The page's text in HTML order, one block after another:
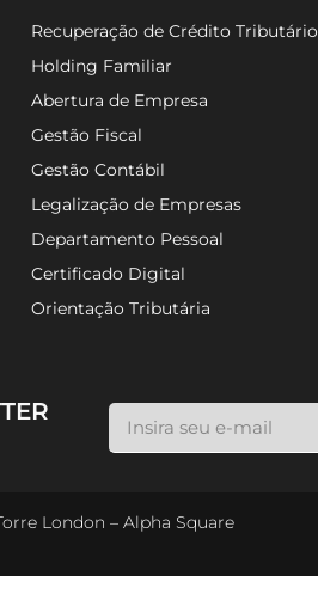
Recuperação de Crédito Tributário
Holding Familiar
Abertura de Empresa
Gestão Fiscal
Gestão Contábil
Legalização de Empresas
Departamento Pessoal
Certificado Digital
Orientação Tributária
London – Alpha Square